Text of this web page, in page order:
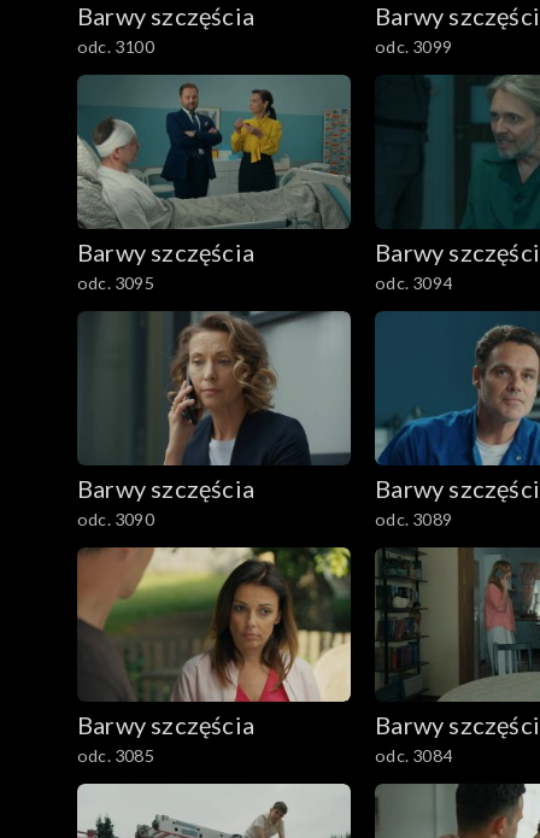
3001-3100
2901-3000
2801–2900
2701–2800
2601–2700
2501–2600
2301–2400
2201–2300
2101–2200
2001–2100
1901–2000
1801–1900
1701–1800
Barwy szczęścia
odc. 3100
Barwy
odc. 3099
Barwy szczęścia
odc. 3095
Barwy
odc. 3094
Barwy szczęścia
odc. 3090
Barwy
odc. 3089
Barwy szczęścia
odc. 3085
Barwy
odc. 3084